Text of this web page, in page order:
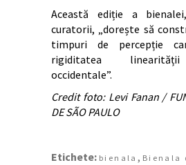
Această ediție a
curatorii, „dorește să
timpuri de percepție
rigiditatea
occidentale”.
Credit foto: Levi Fanan /
DE SÃO PAULO
Etichete: bienala , Bienala